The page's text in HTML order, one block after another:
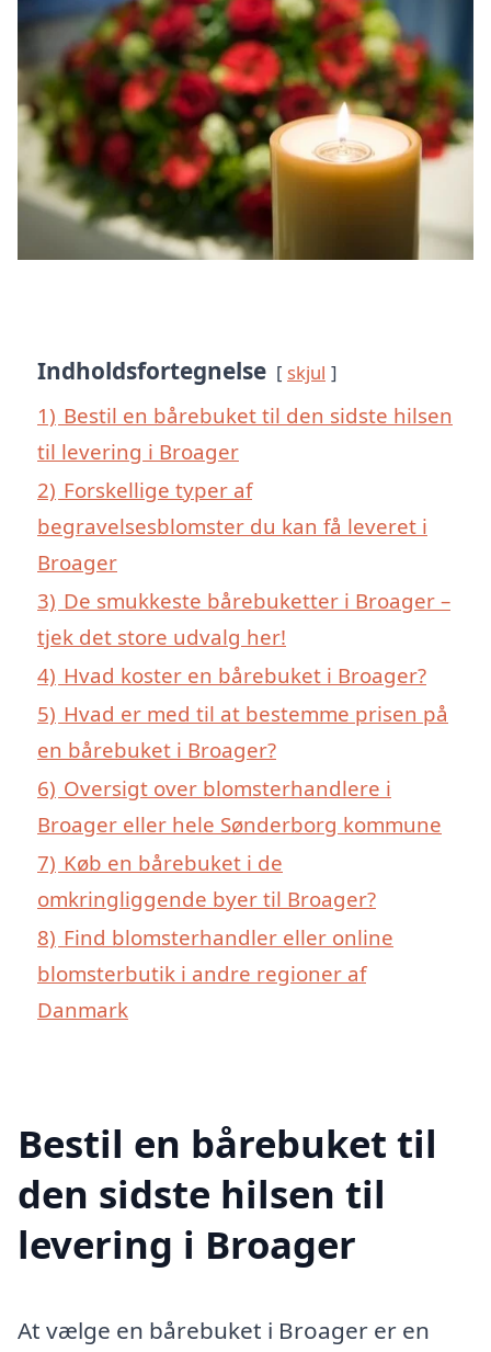
Indholdsfortegnelse skjul
1) Bestil en bårebuket til den sidste hilsen
til levering i Broager
2) Forskellige typer af
begravelsesblomster du kan få leveret i
Broager
3) De smukkeste bårebuketter i Broager –
tjek det store udvalg her!
4) Hvad koster en bårebuket i Broager?
5) Hvad er med til at bestemme prisen på
en bårebuket i Broager?
6) Oversigt over blomsterhandlere i
Broager eller hele Sønderborg kommune
7) Køb en bårebuket i de
omkringliggende byer til Broager?
8) Find blomsterhandler eller online
blomsterbutik i andre regioner af
Danmark
Bestil en bårebuket til
den sidste hilsen til
levering i Broager
At vælge en bårebuket i Broager er en